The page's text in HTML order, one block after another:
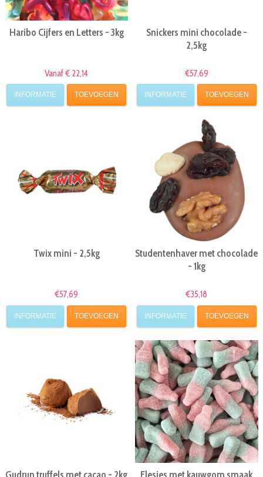
Haribo Cijfers en Letters - 3kg
Vanaf € 22,14
INFORMATIE TOEVOEGEN
Snickers mini chocolade -
2,5kg
€57,69
INFORMATIE TOEVOEGEN
Twix mini - 2,5kg
€57,69
INFORMATIE TOEVOEGEN
Studentenhaver met chocolade
- 1kg
€35,18
INFORMATIE TOEVOEGEN
Gudrun truffels met cacao - 2kg Flesjes met kauwgom smaak